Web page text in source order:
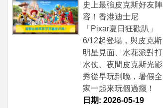
史上最強皮克斯好友陣
容！香港迪士尼
「Pixar夏日狂歡趴」
6/12起登場，與皮克斯
明星見面、水花派對打
水仗、夜間皮克斯光影
秀從早玩到晚，暑假全
家一起來玩個過癮！
日期: 2026-05-19